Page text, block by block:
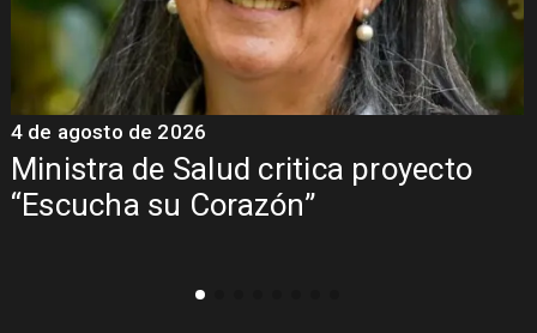
Ministra de Salud critica proyecto
“Escucha su Corazón”
4 de agosto de 2026